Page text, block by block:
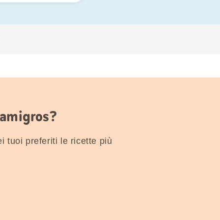
tuoi preferiti le ricette più